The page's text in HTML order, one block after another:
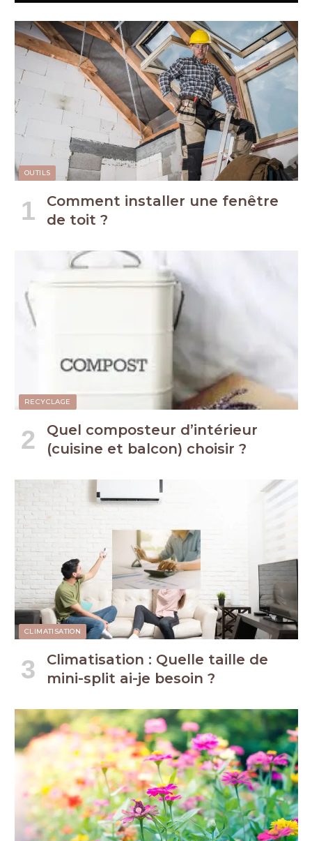
OUTILS
Comment installer une fenêtre
de toit ?
RECYCLAGE
Quel composteur d’intérieur
(cuisine et balcon) choisir ?
CLIMATISATION
Climatisation : Quelle taille de
mini-split ai-je besoin ?